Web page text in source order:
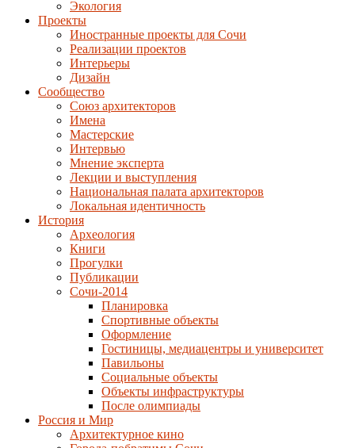
Экология
Проекты
Иностранные проекты для Сочи
Реализации проектов
Интерьеры
Дизайн
Сообщество
Союз архитекторов
Имена
Мастерские
Интервью
Мнение эксперта
Лекции и выступления
Национальная палата архитекторов
Локальная идентичность
История
Археология
Книги
Прогулки
Публикации
Сочи-2014
Планировка
Спортивные объекты
Оформление
Гостиницы, медиацентры и университет
Павильоны
Социальные объекты
Объекты инфраструктуры
После олимпиады
Россия и Мир
Архитектурное кино